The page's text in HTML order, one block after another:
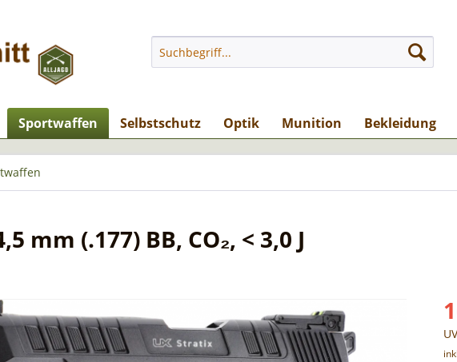
Sportwaffen Selbstschutz Optik Munition Bekleidung
mm (.177) BB, CO₂, < 3,0 J